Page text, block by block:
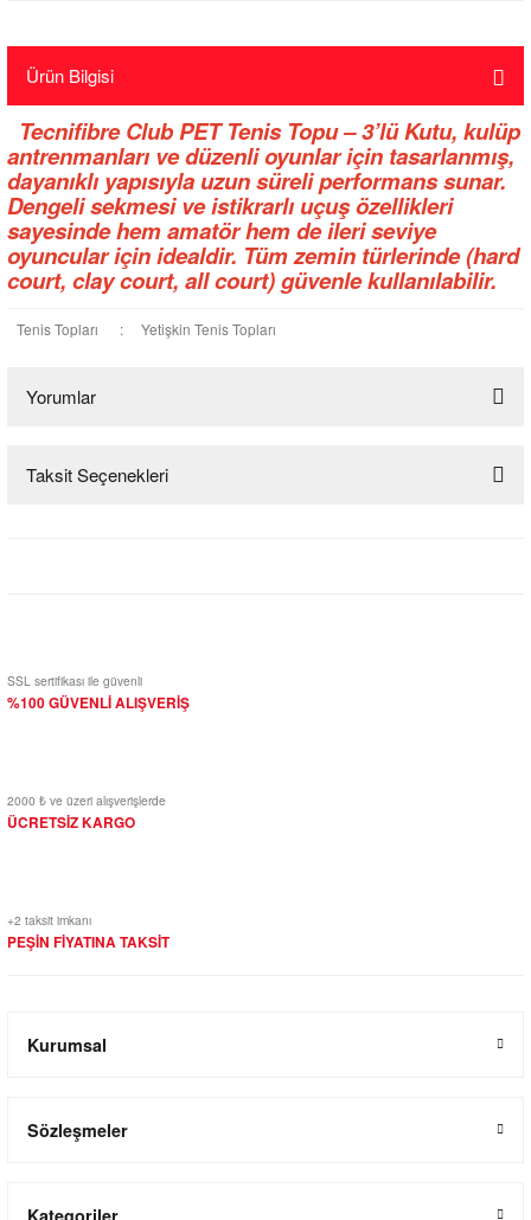
Ürün Bilgisi
Tecnifibre Club PET Tenis Topu – 3’lü Kutu, kulüp
antrenmanları ve düzenli oyunlar için tasarlanmış,
dayanıklı yapısıyla uzun süreli performans sunar.
Dengeli sekmesi ve istikrarlı uçuş özellikleri
sayesinde hem amatör hem de ileri seviye
oyuncular için idealdir. Tüm zemin türlerinde (hard
court, clay court, all court) güvenle kullanılabilir.
Tenis Topları : Yetişkin Tenis Topları
Yorumlar
Bu ürüne ilk yorumu siz yapın!
Taksit Seçenekleri
SSL sertifikası ile güvenli
%100 GÜVENLİ ALIŞVERİŞ
2000 ₺ ve üzeri alışverişlerde
ÜCRETSİZ KARGO
+2 taksit imkanı
PEŞİN FİYATINA TAKSİT
Kurumsal
Sözleşmeler
Kategoriler